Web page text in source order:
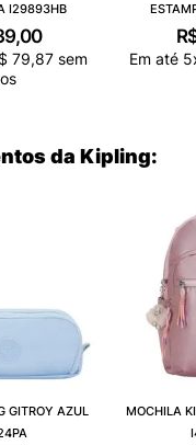
I29893HB
,00
79,87sem
Em até 5
da Kipling:
GITROY AZUL
MOCHILA